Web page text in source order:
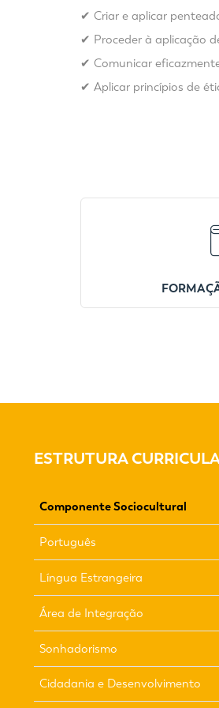
✔ Criar e aplicar
✔ Proceder à aplicação
✔ Comunicar
✔ Aplicar princípios de
ESTRUTURA
Componente Sociocultural
Português
Língua Estrangeira
Área de Integração
Sonhadorismo
Cidadania e Desenvolvimento